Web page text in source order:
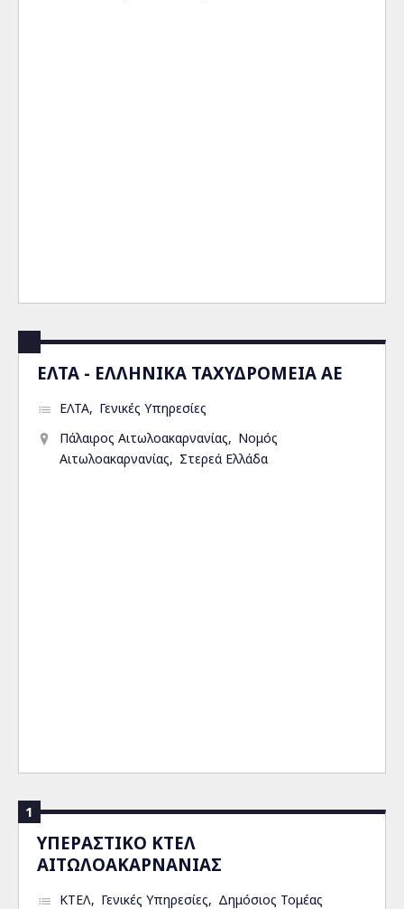
ΕΛΤΑ - ΕΛΛΗΝΙΚΑ ΤΑΧΥΔΡΟΜΕΙΑ ΑΕ
ΕΛΤΑ
Γενικές Υπηρεσίες
Πάλαιρος Αιτωλοακαρνανίας
Νομός
Αιτωλοακαρνανίας
Στερεά Ελλάδα
1
ΥΠΕΡΑΣΤΙΚΟ ΚΤΕΛ
ΑΙΤΩΛΟΑΚΑΡΝΑΝΙΑΣ
ΚΤΕΛ Γενικές Υπηρεσίες
Δημόσιος Τομέας